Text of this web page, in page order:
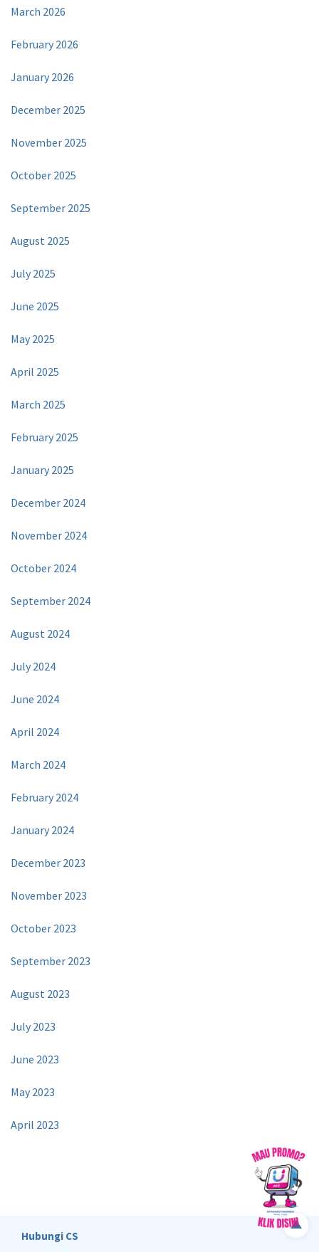
March 2026
February 2026
January 2026
December 2025
November 2025
October 2025
September 2025
August 2025
July 2025
June 2025
May 2025
April 2025
March 2025
February 2025
January 2025
December 2024
November 2024
October 2024
September 2024
August 2024
July 2024
June 2024
April 2024
March 2024
February 2024
January 2024
December 2023
November 2023
October 2023
September 2023
August 2023
July 2023
June 2023
May 2023
April 2023
Hubungi CS